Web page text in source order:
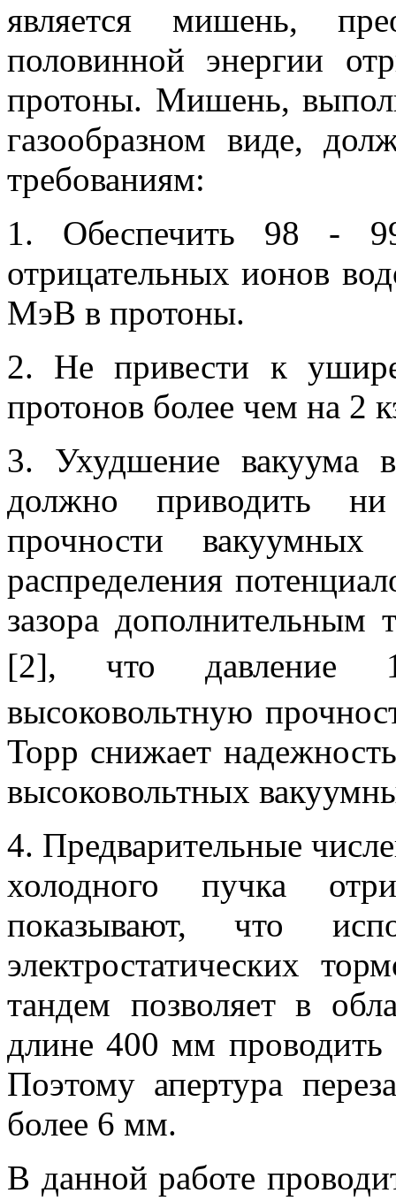
является мишень,
половинной энергии
протоны. Мишень,
газообразном виде,
требованиям:
1. Обеспечить 98 -
отрицательных ионов
МэВ в протоны.
2. Не привести к
протонов более чем на 2
3. Ухудшение вакуума
должно приводить
прочности
распределения
зазора дополнительным
[2], что давление
высоковольтную
Торр снижает
высоковольтных
4. Предварительные
холодного пучка
показывают, что
электростатических
тандем позволяет в
длине 400 мм
Поэтому апертура
более 6 мм.
В данной работе